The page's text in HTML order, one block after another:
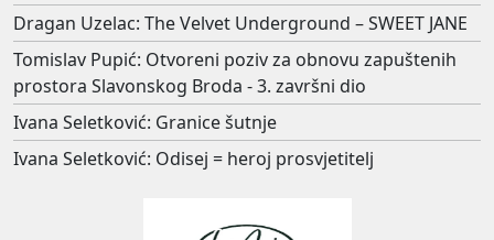
Dragan Uzelac: The Velvet Underground – SWEET JANE
Tomislav Pupić: Otvoreni poziv za obnovu zapuštenih
prostora Slavonskog Broda - 3. završni dio
Ivana Seletković: Granice šutnje
Ivana Seletković: Odisej = heroj prosvjetitelj